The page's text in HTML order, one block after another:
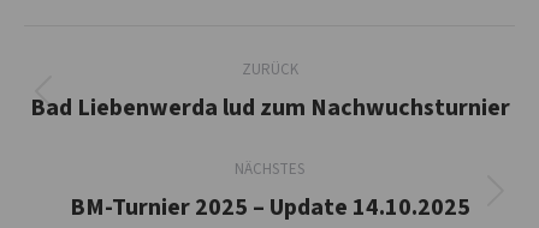
Kommentarnavigation
ZURÜCK
Vorheriger
Bad Liebenwerda lud zum Nachwuchsturnier
NÄCHSTES
Nächster
BM-Turnier 2025 – Update 14.10.2025